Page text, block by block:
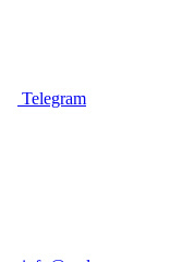
Telegram